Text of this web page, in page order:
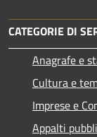
CATEGORIE DI
Anagrafe e
Cultura e
Imprese e
Appalti